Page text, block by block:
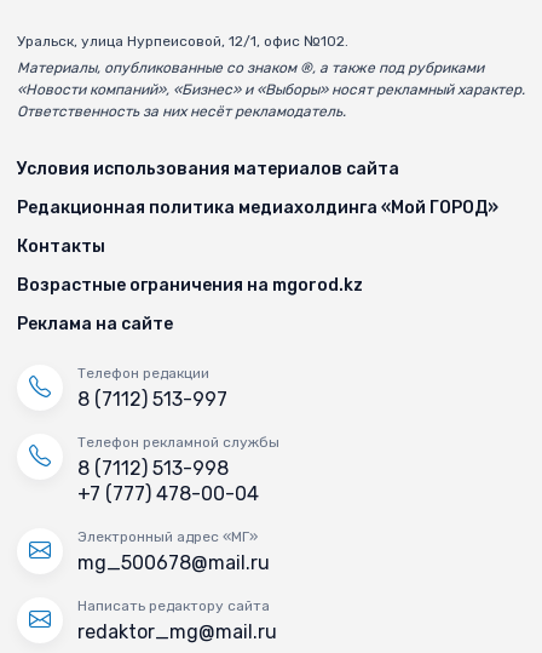
Уральск, улица Нурпеисовой, 12/1, офис №102.
Материалы, опубликованные со знаком ®, а также под рубриками
«Новости компаний», «Бизнес» и «Выборы» носят рекламный характер.
Ответственность за них несёт рекламодатель.
Условия использования материалов сайта
Редакционная политика медиахолдинга «Мой ГОРОД»
Контакты
Возрастные ограничения на mgorod.kz
Реклама на сайте
Телефон редакции
8 (7112) 513-997
Телефон рекламной службы
8 (7112) 513-998
+7 (777) 478-00-04
Электронный адрес «МГ»
mg_500678@mail.ru
Написать редактору сайта
redaktor_mg@mail.ru